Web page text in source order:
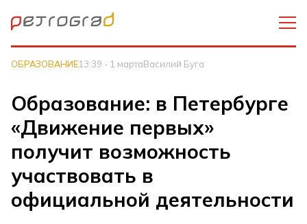
ОБРАЗОВАНИЕ13:39 - 1 мартаВасилий Буга
Образование: в Петербурге
«Движение первых»
получит возможность
участвовать в
официальной деятельности